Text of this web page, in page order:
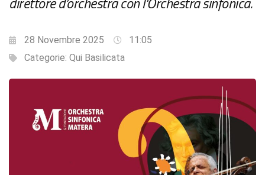
28 Novembre 2025
11:05
Categorie: Qui Basilicata